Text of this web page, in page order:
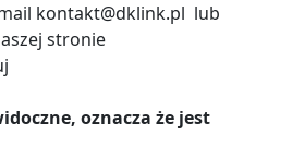
kontakt@dklink.pl lub
stronie
oznacza że jest